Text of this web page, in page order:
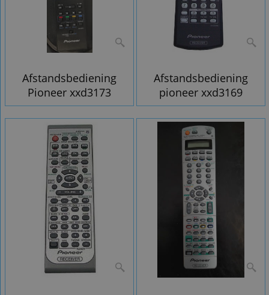
Afstandsbediening
Pioneer xxd3173
Afstandsbediening
pioneer xxd3169